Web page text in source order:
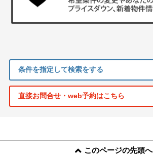
条件を指定して検索をする
直接お問合せ・web予約はこちら
このページの先頭へ